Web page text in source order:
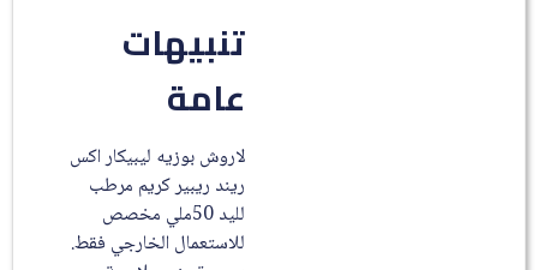
تنبيهات
عامة
لاروش بوزيه ليبيكار اكس
ريند ريبير كريم مرطب
لليد 50ملي مخصص
للاستعمال الخارجي فقط.